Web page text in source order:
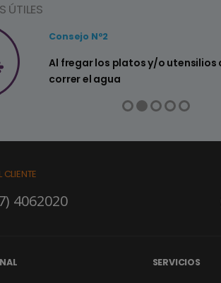
ÚTILES
los platos y/o utensilios de cocina no dejar
4062020
SERVICIOS